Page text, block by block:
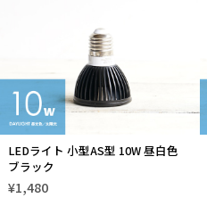
LEDライト 小型AS型 10W 昼白色
ブラック
¥1,480